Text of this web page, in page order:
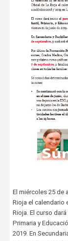
El miércoles 25 de
Rioja el calendario
Rioja. El curso
Primaria y
2019. En